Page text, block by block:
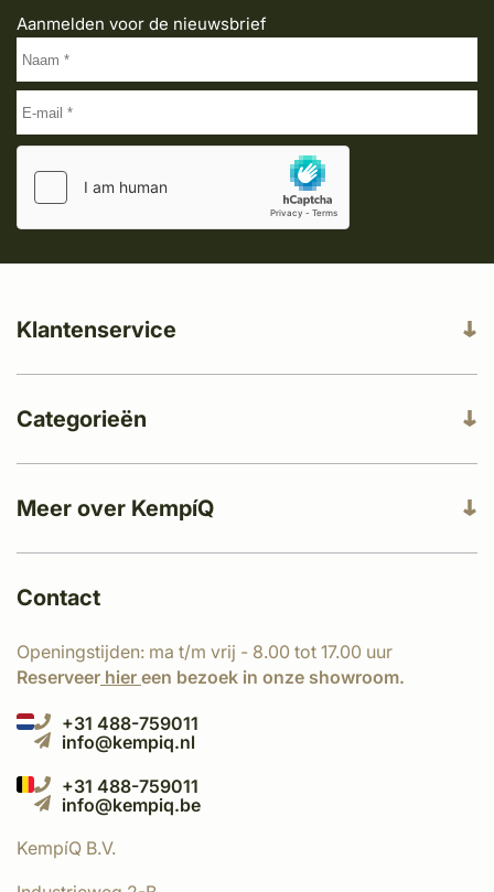
Aanmelden voor de nieuwsbrief
Meer over KempíQ
Klantenservice
Categorieën
Contact
Openingstijden: ma t/m vrij - 8.00 tot 17.00 uur
Reserveer hier een bezoek in onze showroom.
+31 488-759011
info@kempiq.nl
+31 488-759011
info@kempiq.be
KempíQ B.V.